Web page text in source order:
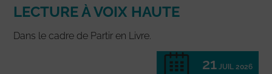
LECTURE À VOIX HAUTE
Dans le cadre de Partir en Livre.
21 JUIL 2026